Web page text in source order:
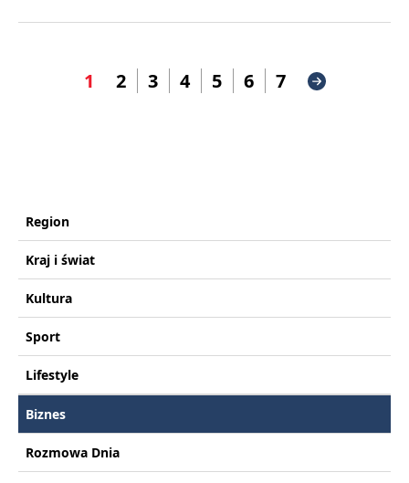
1 2 3 4 5 6 7
Region
Kraj i świat
Kultura
Sport
Lifestyle
Biznes
Rozmowa Dnia